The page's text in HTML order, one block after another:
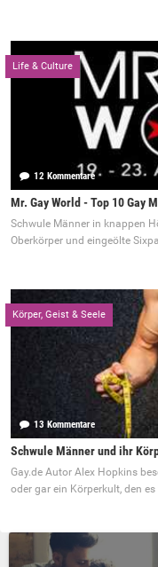
Life & Culture
12 Kommentare
Mr. Gay World - Top 10 Gay
Schwule Männer in knappen
Oberkörper und eingeölte
Körper, Geist & Seele
13 Kommentare
Schwule Männer und ihr
Gay.de Autor Alex Hopkins
oder gar ein Körperkult, den